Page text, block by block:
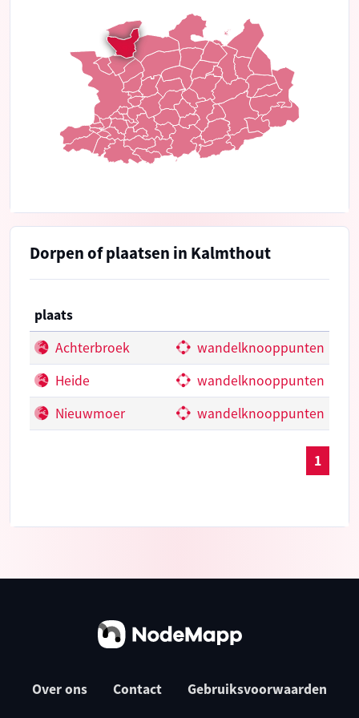
Dorpen of plaatsen in Kalmthout
plaats
Achterbroek
wandelknooppunten
Heide
wandelknooppunten
Nieuwmoer
wandelknooppunten
1
Over ons Contact Gebruiksvoorwaarden